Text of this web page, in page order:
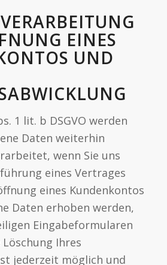
EINES
UND
1 lit. b DSGVO werden
Daten weiterhin
wenn Sie uns
eines Vertrages
eines Kundenkontos
Daten erhoben werden,
Eingabeformularen
Ihres
jederzeit möglich und